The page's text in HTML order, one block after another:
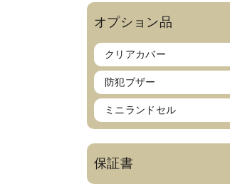
オプション品
クリアカバー
防犯ブザー
ミニランドセル
保証書